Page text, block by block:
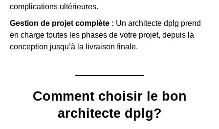
complications ultérieures.
Gestion de projet complète : Un architecte dplg prend
en charge toutes les phases de votre projet, depuis la
conception jusqu’à la livraison finale.
Comment choisir le bon
architecte dplg?